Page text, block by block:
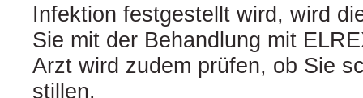
Infektion festgestellt wird, wird
Sie mit der Behandlung mit
Arzt wird zudem prüfen, ob Sie
stillen.